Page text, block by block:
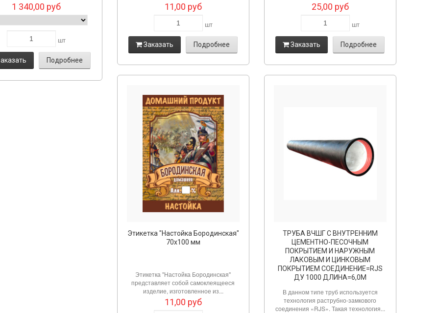
1 340,00 руб
шт
Подробнее
11,00 руб
шт
Заказать Подробнее
25,00 руб
шт
Заказать Подробнее
Этикетка "Настойка Бородинская"
70х100 мм
Этикетка "Настойка Бородинская"
представляет собой самоклеящееся
изделие, изготовленное из...
11,00 руб
ТРУБА ВЧШГ С ВНУТРЕННИМ
ЦЕМЕНТНО-ПЕСОЧНЫМ
ПОКРЫТИЕМ И НАРУЖНЫМ
ЛАКОВЫМ И ЦИНКОВЫМ
ПОКРЫТИЕМ СОЕДИНЕНИЕ=RJS
ДУ 1000 ДЛИНА=6,0М
В данном типе труб используется
технология раструбно-замкового
соединения «RJS». Такая технология...